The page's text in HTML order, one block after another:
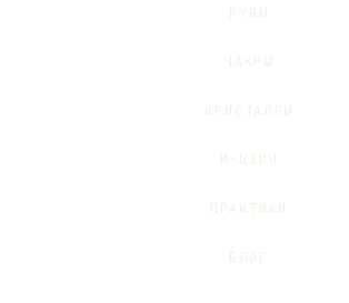
РУНЫ
ЧАКРЫ
КРИСТАЛЛЫ
И-ЦЗИН
ПРАКТИКИ
БЛОГ